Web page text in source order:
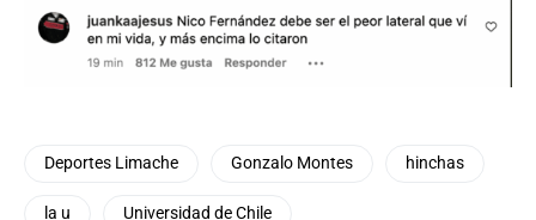
Deportes Limache Gonzalo Montes hinchas
la u Universidad de Chile